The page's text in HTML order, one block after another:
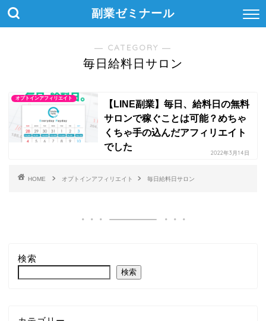
副業ゼミナール
― CATEGORY ―
毎日給料日サロン
オプトインアフィリエイト
【LINE副業】毎日、給料日の無料
サロンで稼ぐことは可能？めちゃ
くちゃ手の込んだアフィリエイト
でした
2022年3月14日
HOME オプトインアフィリエイト 毎日給料日サロン
検索
検索